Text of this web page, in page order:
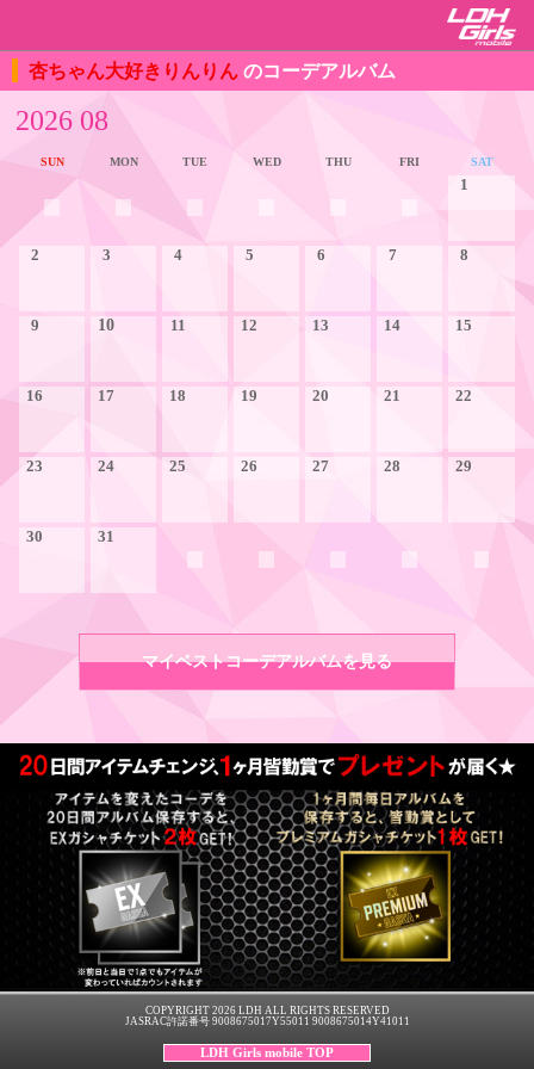
杏ちゃん大好きりんりん のコーデアルバム
2026 08
SUN MON TUE WED THU FRI SAT
1
2 3 4 5 6 7 8
9 10 11 12 13 14 15
16 17 18 19 20 21 22
23 24 25 26 27 28 29
30 31
マイベストコーデアルバムを見る
COPYRIGHT 2026 LDH ALL RIGHTS RESERVED
JASRAC許諾番号 9008675017Y55011 9008675014Y41011
LDH Girls mobile TOP